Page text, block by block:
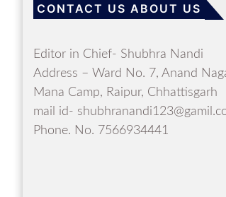
CONTACT US ABOUT US
Editor in Chief- Shubhra Nandi
Address – Ward No. 7, Anand
Mana Camp, Raipur, Chhattisgarh
mail id-
Phone. No. 7566934441